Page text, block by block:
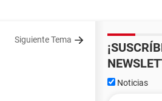
Siguiente Tema
Noticias